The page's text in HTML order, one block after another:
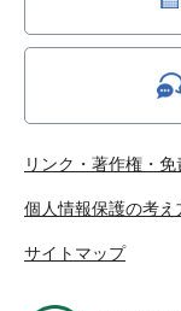
リンク・著作権・免
個人情報保護の考え
サイトマップ